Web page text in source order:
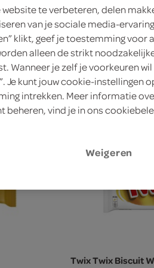
je SPAR
Twix salted
75 Gram
2.00
Twix Twix Biscuit
te verbeteren, delen
van je sociale media-
klikt, geef je toestemming voor
alleen de strikt
Wanneer je zelf je voorkeuren
Je kunt jouw cookie-instellingen
intrekken. Meer informatie
beheren, vind je in ons
Weigeren